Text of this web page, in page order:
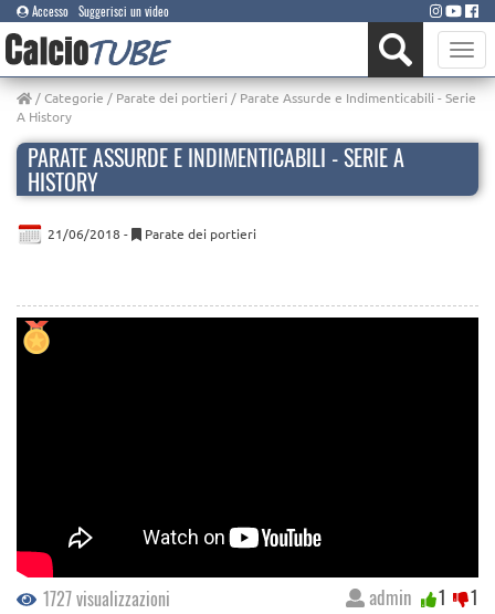
Accesso Suggerisci un video
Toggle
/Categorie / Parate dei portieri / Parate Assurde e Indimenticabili - Serie
A History
PARATE ASSURDE E INDIMENTICABILI - SERIE A
HISTORY
21/06/2018 - Parate dei portieri
1727 visualizzazioni
admin 1 1